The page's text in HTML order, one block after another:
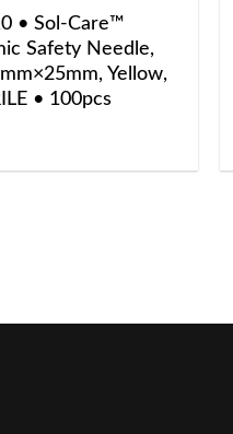
• Sol-Care™
Safety Needle,
Yellow,
• 100pcs